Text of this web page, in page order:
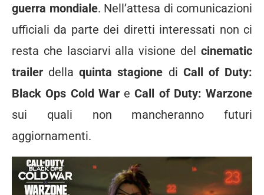
guerra mondiale. Nell’attesa di comunicazioni
ufficiali da parte dei diretti interessati non ci
resta che lasciarvi alla visione del cinematic
trailer dellaquinta stagione di Call of Duty:
Black Ops Cold WareCall of Duty: Warzone
sui quali non mancheranno futuri
aggiornamenti.